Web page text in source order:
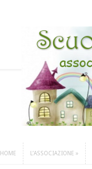
HOME L’ASSOCIAZIONE »